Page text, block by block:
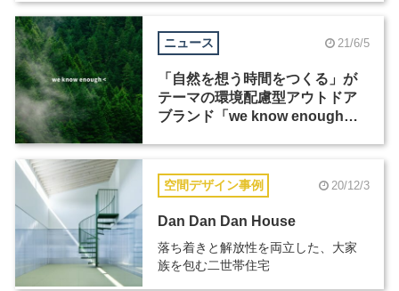
ニュース 21/6/5
「自然を想う時間をつくる」が
テーマの環境配慮型アウトドア
ブランド「we know enough
空間デザイン事例 20/12/3
Dan Dan Dan House
落ち着きと解放性を両立した、大家
族を包む二世帯住宅